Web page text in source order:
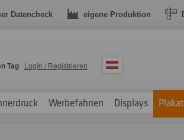
Datencheck eigene Produktion
Tag Login / Registrieren
Werbefahnen Displays